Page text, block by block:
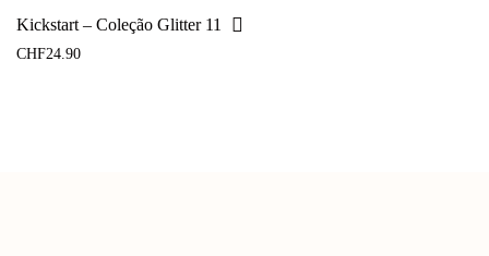
Kickstart – Coleção Glitter 11
CHF24.90